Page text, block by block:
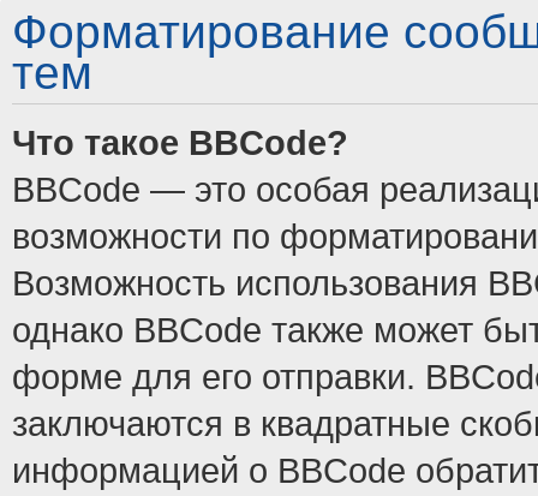
Форматирование
тем
Что такое BBCode?
BBCode — это особая
возможности по
Возможность использования
однако BBCode также может
форме для его отправки.
заключаются в квадратные
информацией о BBCode